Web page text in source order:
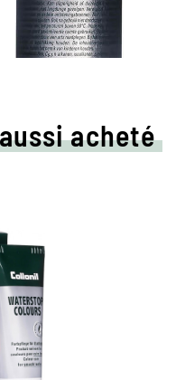
acheté
colorée
de cuir lisse et